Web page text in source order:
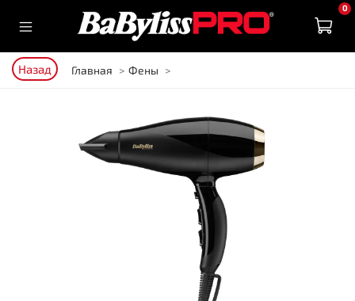
0
Назад Главная Фены